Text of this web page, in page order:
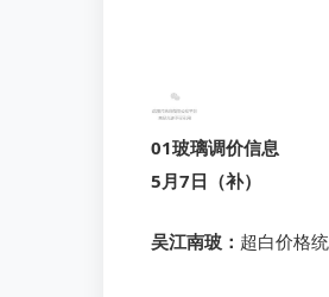
01玻璃调价信息
5月7日（补）
吴江南玻 ： 超白价格